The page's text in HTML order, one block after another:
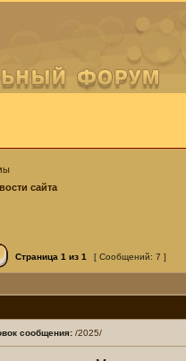
сайта
Страница 1 из 1 [ Сообщений: 7 ]
сообщения: /2025/